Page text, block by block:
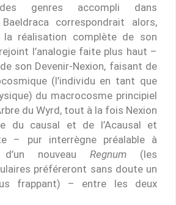
des genres accompli dans
correspondrait alors,
la réalisation complète de son
l’analogie faite plus haut –
son Devenir-Nexion, faisant de
(l’individu en tant que
du macrocosme principiel
du Wyrd, tout à la fois Nexion
du causal et de l’Acausal et
– pur interrègne préalable à
d’un nouveau Regnum (les
préféreront sans doute un
frappant) – entre les deux